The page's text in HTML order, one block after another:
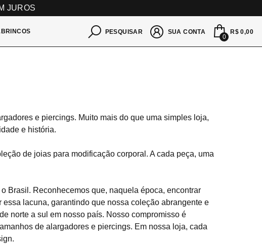
JUROS
PESQUISAR SUA CONTA
0
R$ 0,00
e piercings. Muito mais do que uma simples loja,
e história.
de joias para modificação corporal. A cada peça, uma
Brasil. Reconhecemos que, naquela época, encontrar
lacuna, garantindo que nossa coleção abrangente e
norte a sul em nosso país. Nosso compromisso é
de alargadores e piercings. Em nossa loja, cada